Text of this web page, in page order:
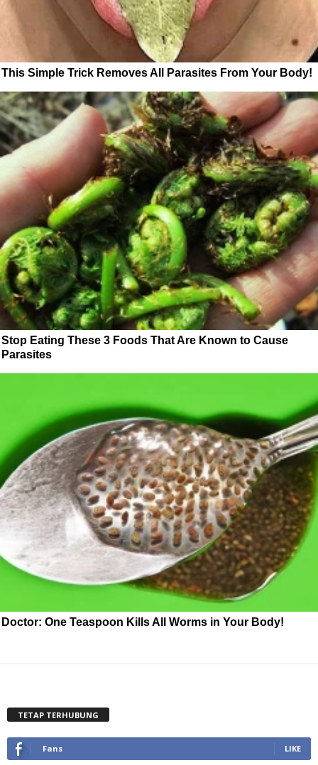
This Simple Trick Removes All Parasites From Your Body!
Stop Eating These 3 Foods That Are Known to Cause
Parasites
Doctor: One Teaspoon Kills All Worms in Your Body!
TETAP TERHUBUNG
Fans LIKE